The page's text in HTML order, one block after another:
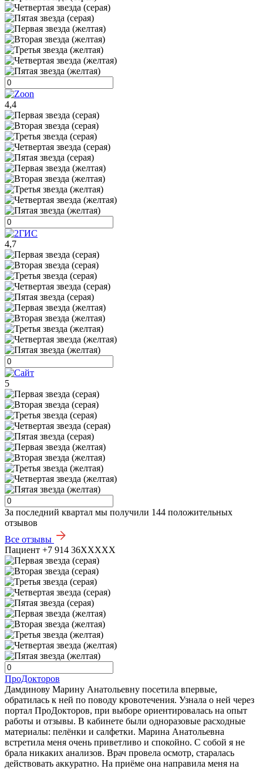
4,4
4,7
5
За последний квартал мы получили 144 положительных
отзывов
Все отзывы
Пациент +7 914 36XXXXX
ПроДокторов
Дамдинову Марину Анатольевну посетила впервые,
обратилась к ней по поводу кровотечения. Узнала о ней через
портал ПроДокторов, при выборе ориентировалась на опыт
работы и отзывы. В кабинете были одноразовые расходные
материалы: пелёнки и салфетки. Марина Анатольевна
встретила меня очень приветливо и спокойно. С собой я не
брала никаких анализов. Врач провела осмотр, старалась
действовать аккуратно. На приёме она направила меня на